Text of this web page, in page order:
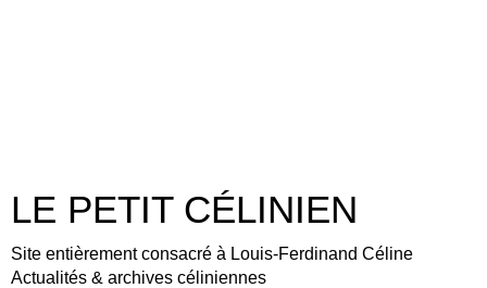
LE PETIT CÉLINIEN
Site entièrement consacré à Louis-Ferdinand Céline
Actualités & archives céliniennes